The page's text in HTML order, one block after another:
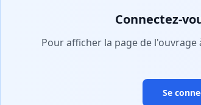
Connectez-
Pour afficher la page de
Se